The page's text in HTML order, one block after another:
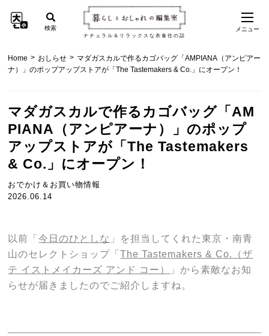
ナチュラル＆リラックスな衣食住の話
検索 メニュー
Home > おしらせ > マダガスカルで作るカゴバッグ「AMPIANA（アンピアー
ナ）」のポップアップストアが「The Tastemakers & Co.」にオープン！
マダガスカルで作るカゴバッグ「AM
PIANA（アンピアーナ）」のポップ
アップストアが「The Tastemakers
& Co.」にオープン！
おでかけ＆お買い物情報
2026.06.14
以前「今日のひとしな 」を担当してくれた東京・南青
山のセレクトショップ「The Tastemakers & Co.（ザ
テ イストメイカーズ アンド コー）
」から素敵なお知
らせが届きましたのでご紹介しますね。